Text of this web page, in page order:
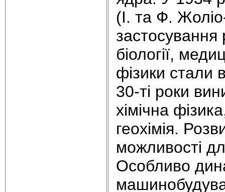
(І. та Ф.
застосування
біології,
фізики стали
30-ті роки
хімічна
геохімія.
можливості
Особливо